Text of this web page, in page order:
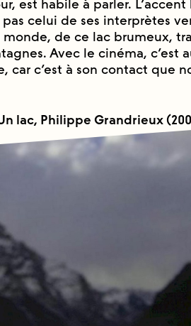
est habile à parler.
pas celui de ses interprètes
monde, de ce lac brumeux,
Avec le cinéma, c’est
car c’est à son contact que
lac, Philippe Grandrieux